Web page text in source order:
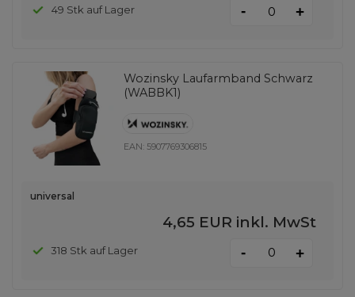
49 Stk auf Lager - +
Wozinsky Laufarmband Schwarz
(WABBK1)
EAN: 5907769306815
universal
4,65 EUR inkl. MwSt
318 Stk auf Lager - +